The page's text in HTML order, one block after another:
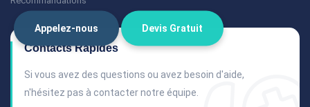
Appelez-nous Devis Gratuit
Contacts Rapides
Si vous avez des questions ou avez besoin d'aide,
n'hésitez pas à contacter notre équipe.